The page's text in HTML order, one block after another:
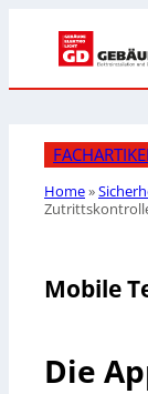
Home»
Mobile
Die